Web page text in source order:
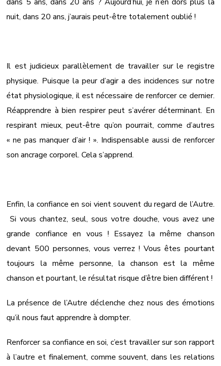
nuit, dans 20 ans, j’aurais peut-être totalement oublié !
Il est judicieux parallèlement de travailler sur le registre
physique. Puisque la peur d’agir a des incidences sur notre
état physiologique, il est nécessaire de renforcer ce dernier.
Réapprendre à bien respirer peut s’avérer déterminant. En
respirant mieux, peut-être qu’on pourrait, comme d’autres
« ne pas manquer d’air ! ». Indispensable aussi de renforcer
son ancrage corporel. Cela s’apprend.
Enfin, la confiance en soi vient souvent du regard de l’Autre.
Si vous chantez, seul, sous votre douche, vous avez une
grande confiance en vous ! Essayez la même chanson
devant 500 personnes, vous verrez ! Vous êtes pourtant
toujours la même personne, la chanson est la même
chanson et pourtant, le résultat risque d’être bien différent !
La présence de l’Autre déclenche chez nous des émotions
qu’il nous faut apprendre à dompter.
Renforcer sa confiance en soi, c’est travailler sur son rapport
à l’autre et finalement, comme souvent, dans les relations